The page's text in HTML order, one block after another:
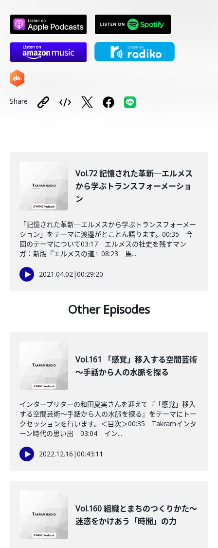
Share
Vol.72 記憶された革新─エルメス
から学ぶトランスフォーメーショ
ン
「記憶された革新─エルメスから学ぶトランスフォーメー
ション」をテーマに渡邉がとことん語ります。00:35 今
回のテーマについて03:17 エルメスの社史を残すマン
ガ：新版『エルメスの道』08:23 馬...
2021.04.02|00:29:20
Other Episodes
Vol.161 「感覚」移入する空間芸術
～手話から人の水脈を探る
インタープリターの和田夏実さんを迎えて『「感覚」移入
する空間芸術～手話から人の水脈を探る』をテーマにトー
クセッションを行います。＜目次＞00:35 Takramインタ
ーン時代の思い出 03:04 イン...
2022.12.16 |00:43:11
Vol.160 組織とまちのつくりかた～
迷惑をかけあう「時間」の力